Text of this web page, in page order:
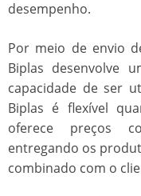
desempenho.
Por meio de envio
Biplas desenvolve
capacidade de ser
Biplas é flexível
oferece preços
entregando os
combinado com o